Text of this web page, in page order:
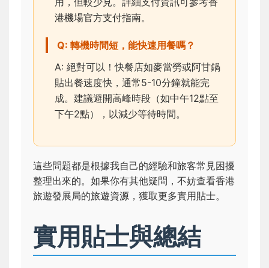
港機場官方支付指南。
Q: 轉機時間短，能快速用餐嗎？
A: 絕對可以！快餐店如麥當勞或阿甘鍋
貼出餐速度快，通常5-10分鐘就能完
成。建議避開高峰時段（如中午12點至
下午2點），以減少等待時間。
這些問題都是根據我自己的經驗和旅客常見困擾
整理出來的。如果你有其他疑問，不妨查看香港
旅遊發展局的旅遊資源 ，獲取更多實用貼士。
實用貼士與總結